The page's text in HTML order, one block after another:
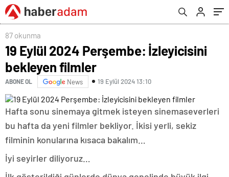
87 okunma
19 Eylül 2024 Perşembe: İzleyicisini
bekleyen filmler
ABONE OL News 19 Eylül 2024 13:10
Hafta sonu sinemaya gitmek isteyen sinemaseverleri
bu hafta da yeni filmler bekliyor. İkisi yerli, sekiz
filminin konularına kısaca bakalım…
İyi seyirler diliyoruz…